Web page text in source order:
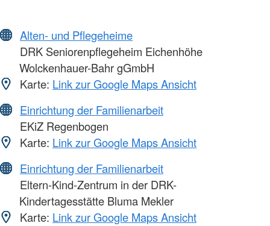
Alten- und Pflegeheime
DRK Seniorenpflegeheim Eichenhöhe
Wolckenhauer-Bahr gGmbH
Karte: Link zur Google Maps Ansicht
Einrichtung der Familienarbeit
EKiZ Regenbogen
Karte: Link zur Google Maps Ansicht
Einrichtung der Familienarbeit
Eltern-Kind-Zentrum in der DRK-
Kindertagesstätte Bluma Mekler
Karte: Link zur Google Maps Ansicht